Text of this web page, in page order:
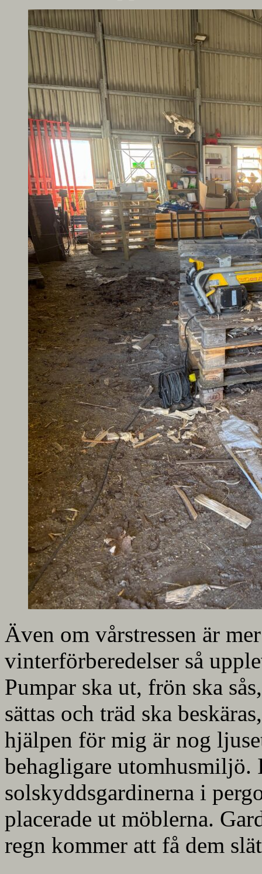
Även om vårstressen är
vinterförberedelser så
Pumpar ska ut, frön ska
sättas och träd ska
hjälpen för mig är nog
behagligare utomhusmiljö.
solskyddsgardinerna i
placerade ut möblerna.
regn kommer att få dem